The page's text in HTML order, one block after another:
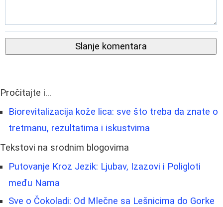
Slanje komentara
Pročitajte i...
Biorevitalizacija kože lica: sve što treba da znate o
tretmanu, rezultatima i iskustvima
Tekstovi na srodnim blogovima
Putovanje Kroz Jezik: Ljubav, Izazovi i Poligloti
među Nama
Sve o Čokoladi: Od Mlečne sa Lešnicima do Gorke